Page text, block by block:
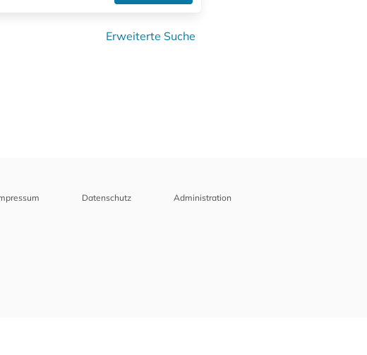
Erweiterte Suche
Datenschutz Administration